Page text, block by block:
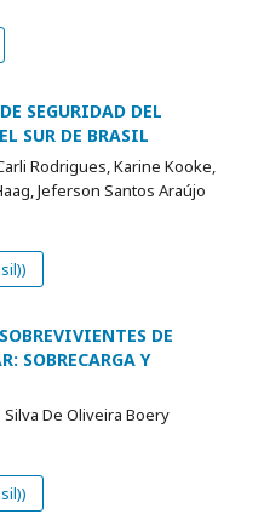
SEGURIDAD DEL
SUR DE BRASIL
Rodrigues, Karine Kooke,
Jeferson Santos Araújo
DE
SOBRECARGA Y
Silva De Oliveira Boery